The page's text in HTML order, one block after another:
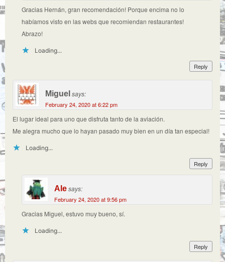
Gracias Hernán, gran recomendación! Porque encima no lo
habíamos visto en las webs que recomiendan restaurantes!
Abrazo!
Loading...
Reply
Miguel says:
February 24, 2020 at 6:22 pm
El lugar ideal para uno que disfruta tanto de la aviación.
Me alegra mucho que lo hayan pasado muy bien en un día tan especial!
Loading...
Reply
Alesays:
February 24, 2020 at 9:56 pm
Gracias Miguel, estuvo muy bueno, sí.
Loading...
Reply